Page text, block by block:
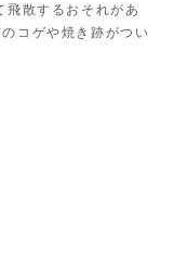
飛散するおそれがあ
コゲや焼き跡がつい